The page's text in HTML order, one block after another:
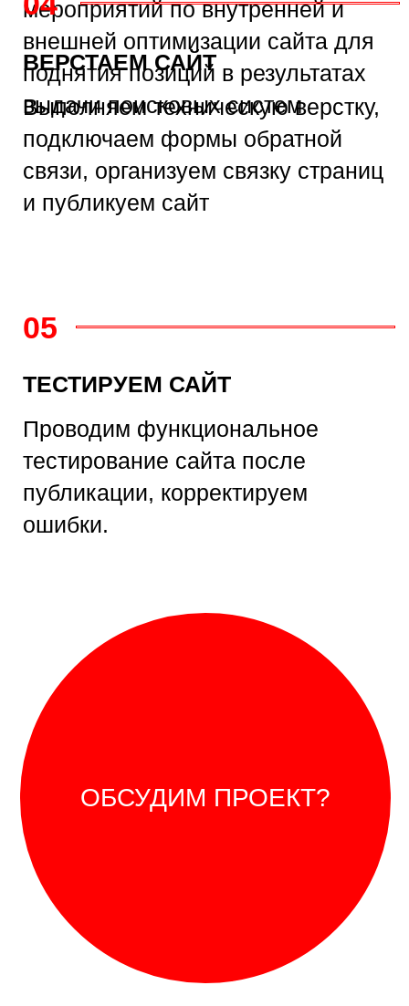
—
—
ДРУГИЕ УСЛУГИ
/УПАКОВКА БРЕНДА
БРЕНДИНГ
ДИЗАЙН УПАКОВКИ